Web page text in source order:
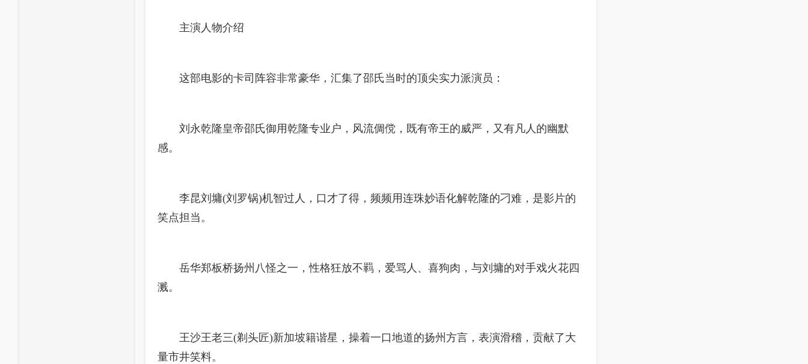
主演人物介绍
这部电影的卡司阵容非常豪华，汇集了邵氏当时的顶尖实力派演员：
刘永乾隆皇帝邵氏御用乾隆专业户，风流倜傥，既有帝王的威严，又有凡人的幽默
感。
李昆刘墉(刘罗锅)机智过人，口才了得，频频用连珠妙语化解乾隆的刁难，是影片的
笑点担当。
岳华郑板桥扬州八怪之一，性格狂放不羁，爱骂人、喜狗肉，与刘墉的对手戏火花四
溅。
王沙王老三(剃头匠)新加坡籍谐星，操着一口地道的扬州方言，表演滑稽，贡献了大
量市井笑料。